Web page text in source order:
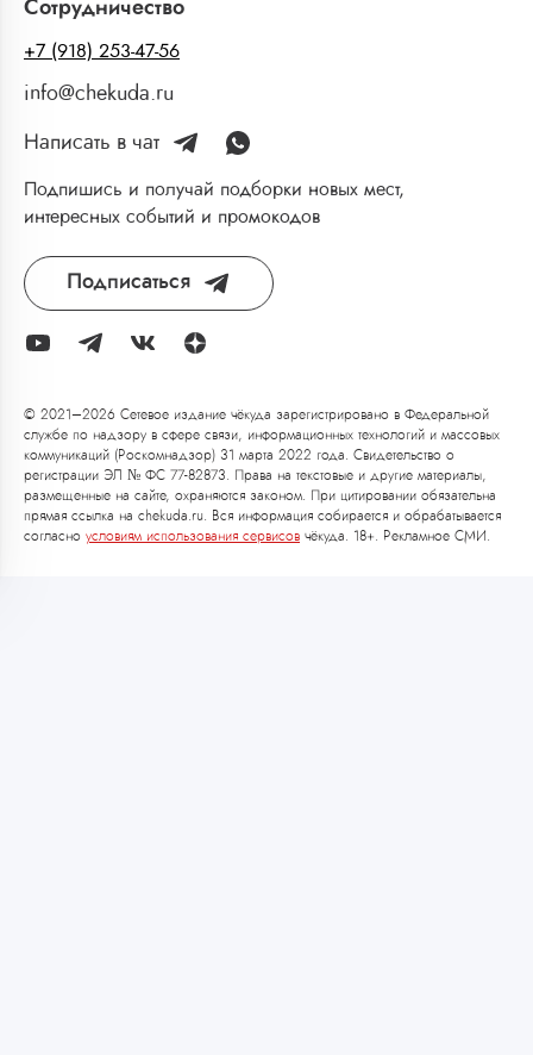
Сотрудничество
+7 (918) 253-47-56
info@chekuda.ru
Написать в чат
Подпишись и получай подборки новых мест,
интересных событий и промокодов
Подписаться
© 2021–2026 Сетевое издание чёкуда зарегистрировано в Федеральной
службе по надзору в сфере связи, информационных технологий и массовых
коммуникаций (Роскомнадзор) 31 марта 2022 года. Свидетельство о
регистрации ЭЛ № ФС 77-82873. Права на текстовые и другие материалы,
размещенные на сайте, охраняются законом. При цитировании обязательна
прямая ссылка на chekuda.ru. Вся информация собирается и обрабатывается
согласно условиям использования сервисов чёкуда. 18+. Рекламное СМИ.